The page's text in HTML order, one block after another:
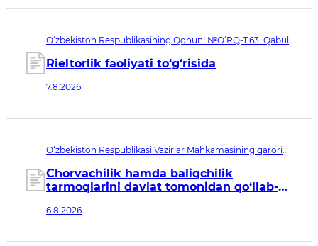
O‘zbekiston Respublikasining Qonuni №O‘RQ-1163. Qabul
Rieltorlik faoliyati to‘g‘risida
7.8.2026
O‘zbekiston Respublikasi Vazirlar Mahkamasining qarori
sanasi 07.08.2026
Chorvachilik hamda baliqchilik
tarmoqlarini davlat tomonidan qo‘llab-
tadbirlari to‘g‘risida
6.8.2026